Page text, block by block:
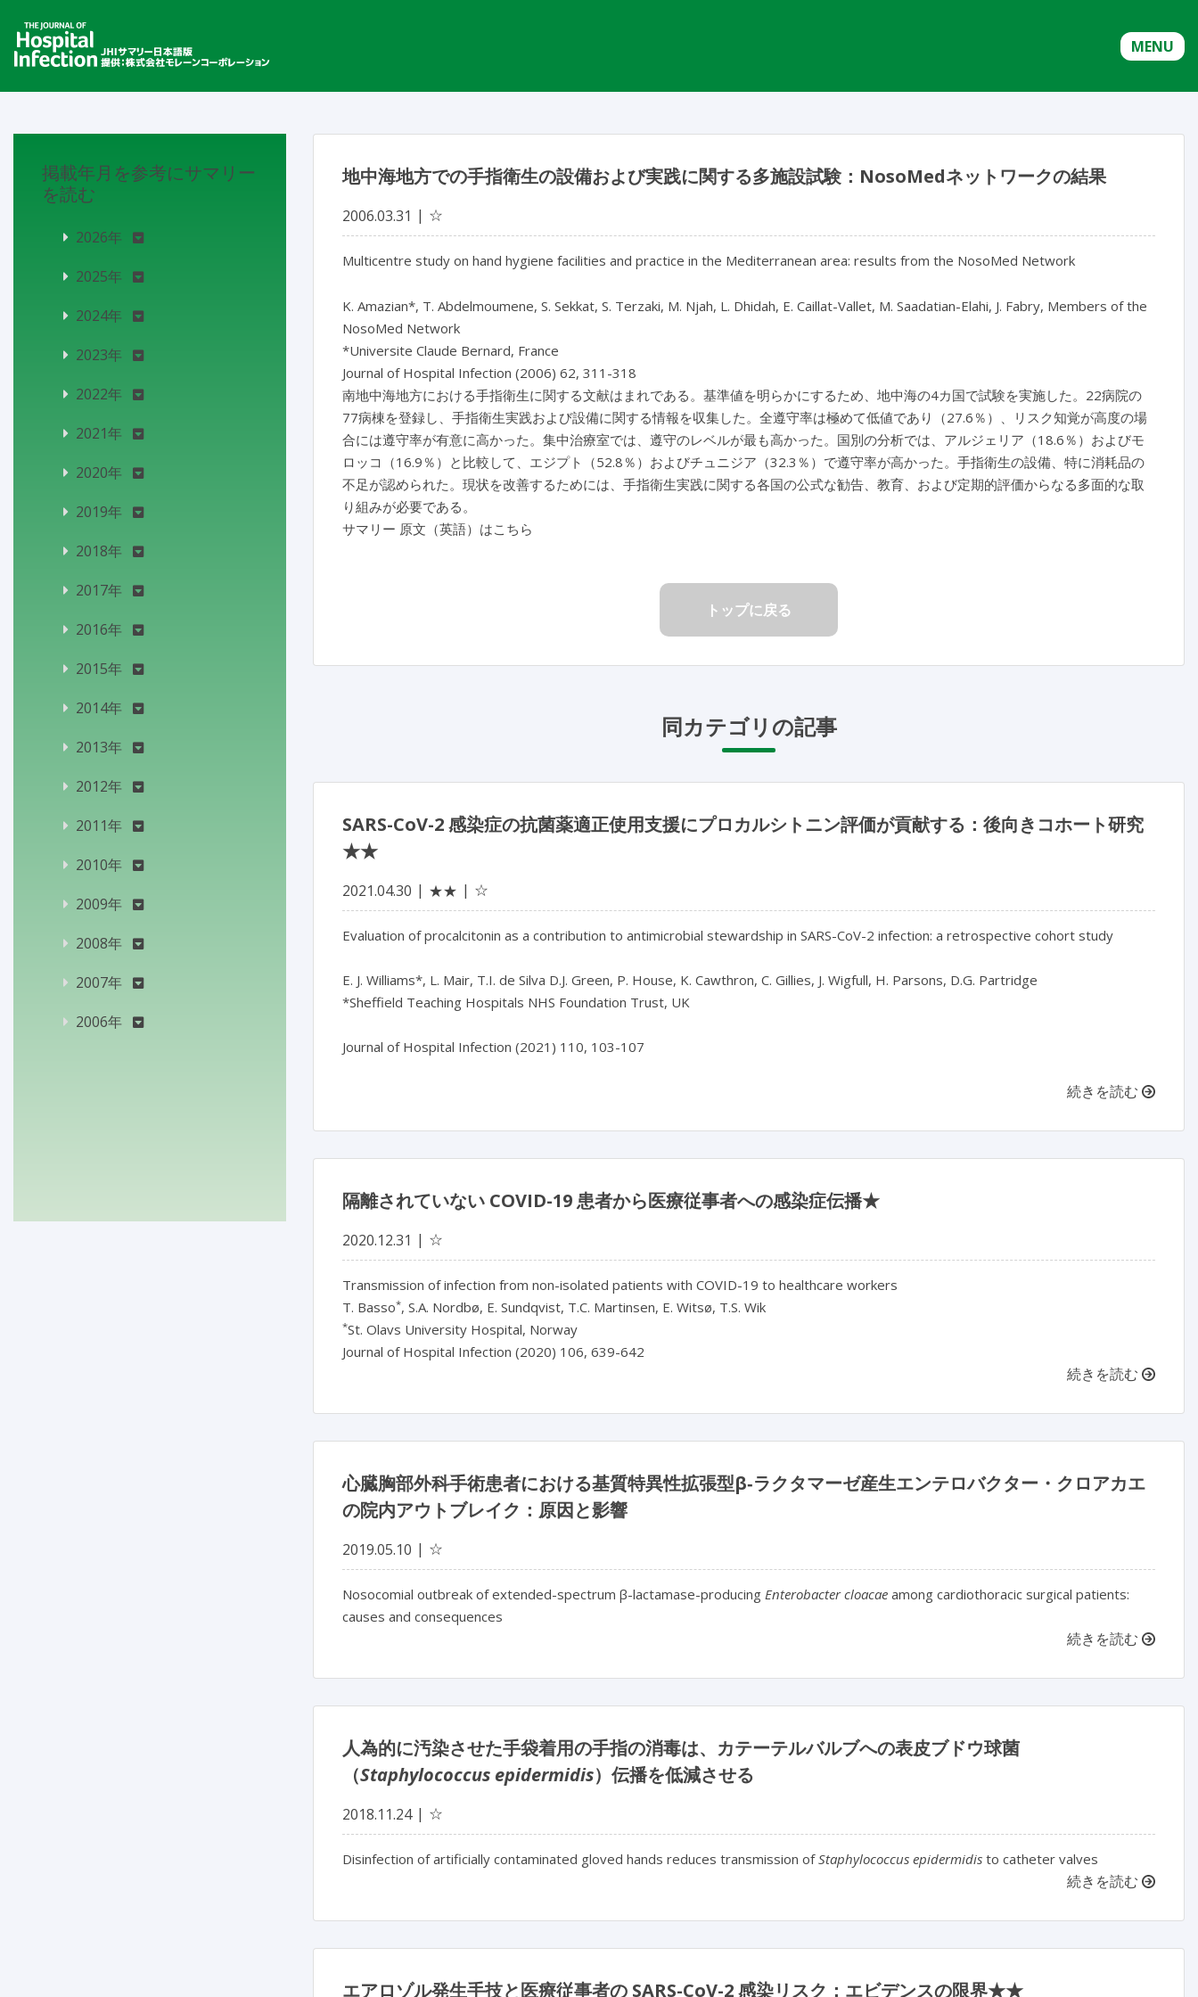
MENU
地中海地方での手指衛生の設備および実践に関する多施設試験：NosoMedネットワークの結果
2006.03.31 ☆
Multicentre study on hand hygiene facilities and practice in the Mediterranean area: results from the NosoMed Network
K. Amazian*, T. Abdelmoumene, S. Sekkat, S. Terzaki, M. Njah, L. Dhidah, E. Caillat-Vallet, M. Saadatian-Elahi, J. Fabry, Members of the
NosoMed Network
*Universite Claude Bernard, France
Journal of Hospital Infection (2006) 62, 311-318
南地中海地方における手指衛生に関する文献はまれである。基準値を明らかにするため、地中海の4カ国で試験を実施した。22病院の
77病棟を登録し、手指衛生実践および設備に関する情報を収集した。全遵守率は極めて低値であり（27.6％）、リスク知覚が高度の場
合には遵守率が有意に高かった。集中治療室では、遵守のレベルが最も高かった。国別の分析では、アルジェリア（18.6％）およびモ
ロッコ（16.9％）と比較して、エジプト（52.8％）およびチュニジア（32.3％）で遵守率が高かった。手指衛生の設備、特に消耗品の
不足が認められた。現状を改善するためには、手指衛生実践に関する各国の公式な勧告、教育、および定期的評価からなる多面的な取
り組みが必要である。
サマリー 原文（英語）はこちら
トップに戻る
同カテゴリの記事
SARS-CoV-2 感染症の抗菌薬適正使用支援にプロカルシトニン評価が貢献する：後向きコホート研究
★★
2021.04.30 ★★ ☆
Evaluation of procalcitonin as a contribution to antimicrobial stewardship in SARS-CoV-2 infection: a retrospective cohort study
E. J. Williams*, L. Mair, T.I. de Silva D.J. Green, P. House, K. Cawthron, C. Gillies, J. Wigfull, H. Parsons, D.G. Partridge
*Sheffield Teaching Hospitals NHS Foundation Trust, UK
Journal of Hospital Infection (2021) 110, 103-107
続きを読む
隔離されていない COVID-19 患者から医療従事者への感染症伝播★
2020.12.31 ☆
Transmission of infection from non-isolated patients with COVID-19 to healthcare workers
T. Basso*, S.A. Nordbø, E. Sundqvist, T.C. Martinsen, E. Witsø, T.S. Wik
*St. Olavs University Hospital, Norway
Journal of Hospital Infection (2020) 106, 639-642
続きを読む
心臓胸部外科手術患者における基質特異性拡張型β‐ラクタマーゼ産生エンテロバクター・クロアカエ
の院内アウトブレイク：原因と影響
2019.05.10 ☆
Nosocomial outbreak of extended-spectrum β-lactamase-producing Enterobacter cloacae among cardiothoracic surgical patients:
causes and consequences
続きを読む
人為的に汚染させた手袋着用の手指の消毒は、カテーテルバルブへの表皮ブドウ球菌
（Staphylococcus epidermidis）伝播を低減させる
2018.11.24 ☆
Disinfection of artificially contaminated gloved hands reduces transmission ofStaphylococcus epidermidis to catheter valves
続きを読む
エアロゾル発生手技と医療従事者の SARS-CoV-2 感染リスク：エビデンスの限界★★
掲載年月を参考にサマリー
を読む
2026年
2025年
2024年
2023年
2022年
2021年
2020年
2019年
2018年
2017年
2016年
2015年
2014年
2013年
2012年
2011年
2010年
2009年
2008年
2007年
2006年